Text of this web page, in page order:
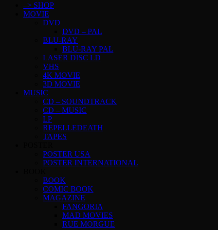
–> SHOP
MOVIE
DVD
DVD – PAL
BLU-RAY
BLU-RAY PAL
LASER DISC LD
VHS
4K MOVIE
3D MOVIE
MUSIC
CD – SOUNDTRACK
CD – MUSIC
LP
REPELLEDEATH
TAPES
POSTER USA
POSTER INTERNATIONAL
BOOK
COMIC BOOK
MAGAZINE
FANGORIA
MAD MOVIES
RUE MORGUE